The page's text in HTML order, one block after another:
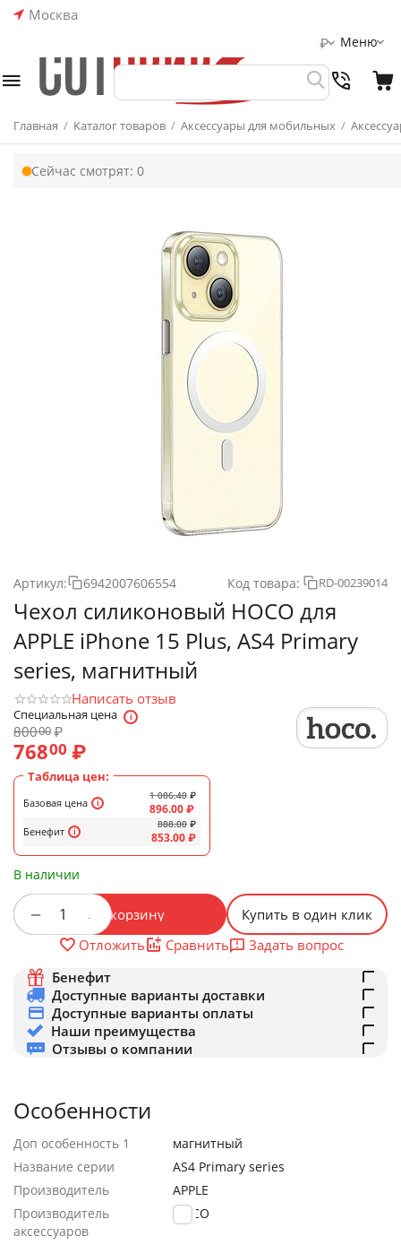
Москва
Меню
₽
Главная / Каталог товаров / Аксессуары для мобильных /
Сейчас смотрят: 0
Артикул: 6942007606554 Код товара: RD-00239014
Чехол силиконовый HOCO для
APPLE iPhone 15 Plus, AS4 Primary
series, магнитный
Написать отзыв
Специальная цена
80000₽
76800 ₽
Таблица цен:
Базовая цена
Бенефит
1 086.40 ₽
896.00₽
888.00 ₽
853.00₽
В наличии
+
− В корзину
Купить в один клик
Отложить
Сравнить
Задать вопрос
Бенефит
Доступные варианты доставки
Доступные варианты оплаты
Наши преимущества
Отзывы о компании
Особенности
Доп особенность 1
магнитный
Название серии
AS4 Primary series
Производитель
APPLE
Производитель
аксессуаров
HOCO